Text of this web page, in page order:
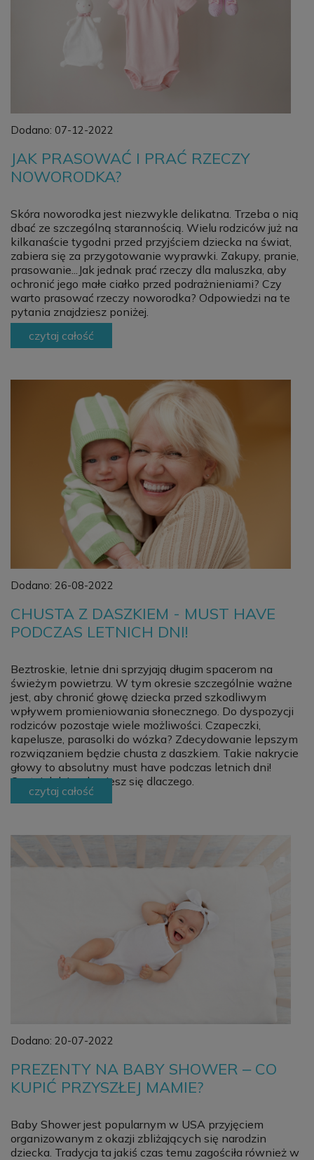
Dodano: 07-12-2022
JAK PRASOWAĆ I PRAĆ RZECZY
NOWORODKA?
Skóra noworodka jest niezwykle delikatna. Trzeba o nią
dbać ze szczególną starannością. Wielu rodziców już na
kilkanaście tygodni przed przyjściem dziecka na świat,
zabiera się za przygotowanie wyprawki. Zakupy, pranie,
prasowanie...Jak jednak prać rzeczy dla maluszka, aby
ochronić jego małe ciałko przed podrażnieniami? Czy
warto prasować rzeczy noworodka? Odpowiedzi na te
pytania znajdziesz poniżej.
czytaj całość
Dodano: 26-08-2022
CHUSTA Z DASZKIEM - MUST HAVE
PODCZAS LETNICH DNI!
Beztroskie, letnie dni sprzyjają długim spacerom na
świeżym powietrzu. W tym okresie szczególnie ważne
jest, aby chronić głowę dziecka przed szkodliwym
wpływem promieniowania słonecznego. Do dyspozycji
rodziców pozostaje wiele możliwości. Czapeczki,
kapelusze, parasolki do wózka? Zdecydowanie lepszym
rozwiązaniem będzie chusta z daszkiem. Takie nakrycie
głowy to absolutny must have podczas letnich dni!
Czytaj dalej, a dowiesz się dlaczego.
czytaj całość
Dodano: 20-07-2022
PREZENTY NA BABY SHOWER ‒ CO
KUPIĆ PRZYSZŁEJ MAMIE?
Baby Shower jest popularnym w USA przyjęciem
organizowanym z okazji zbliżających się narodzin
dziecka. Tradycja ta jakiś czas temu zagościła również w